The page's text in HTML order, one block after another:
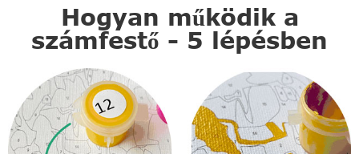
Hogyan működik a
számfestő - 5 lépésben